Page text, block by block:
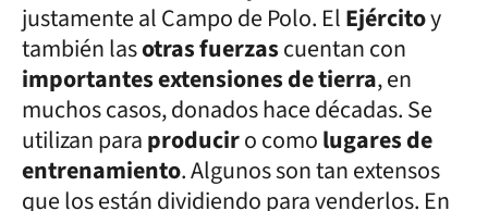
justamente al Campo de Polo. ElEjércitoy
también lasotras fuerzascuentan con
importantes extensiones de tierra, en
muchos casos, donados hace décadas. Se
utilizan paraproduciro comolugares de
entrenamiento. Algunos son tan extensos
que los están dividiendo para venderlos. En